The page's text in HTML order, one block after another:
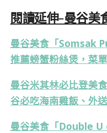
閱讀延伸-曼谷美
曼谷美食「Somsak
推薦螃蟹粉絲煲，菜
曼谷米其林必比登美
谷必吃海南雞飯、外
曼谷美食「Double